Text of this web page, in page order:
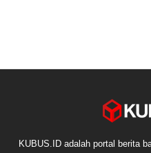
KUBUS.ID adalah portal berita